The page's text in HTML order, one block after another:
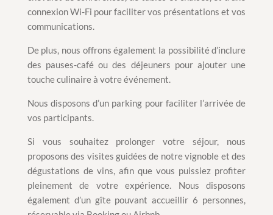
connexion Wi-Fi pour faciliter vos présentations et vos
communications.
De plus, nous offrons également la possibilité d’inclure
des pauses-café ou des déjeuners pour ajouter une
touche culinaire à votre événement.
Nous disposons d’un parking pour faciliter l’arrivée de
vos participants.
Si vous souhaitez prolonger votre séjour, nous
proposons des visites guidées de notre vignoble et des
dégustations de vins, afin que vous puissiez profiter
pleinement de votre expérience. Nous disposons
également d’un gîte pouvant accueillir 6 personnes,